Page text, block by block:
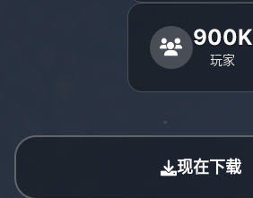
900K
玩家
现在下载